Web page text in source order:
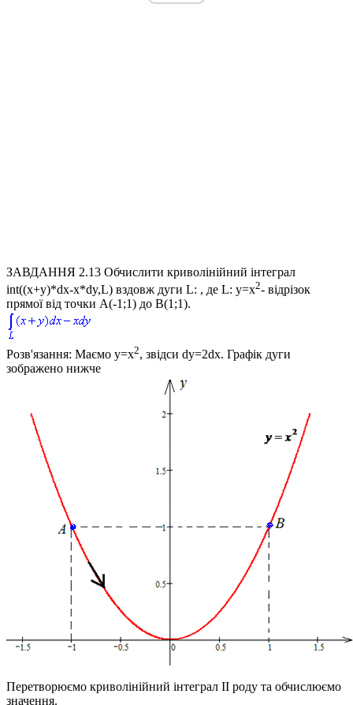
ЗАВДАННЯ 2.13 Обчислити криволінійний інтеграл
int((x+y)*dx-x*dy,L) вздовж дуги L: , де L: y=x2- відрізок
прямої від точки A(-1;1) до B(1;1).
Розв'язання: Маємо y=x2, звідси dy=2dx. Графік дуги
зображено нижче
Перетворюємо криволінійний інтеграл ІІ роду та обчислюємо
значення.